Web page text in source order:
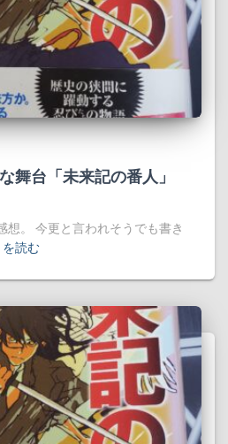
舞台「未来記の番人」
想。 今更と言われそうでも書き
を読む